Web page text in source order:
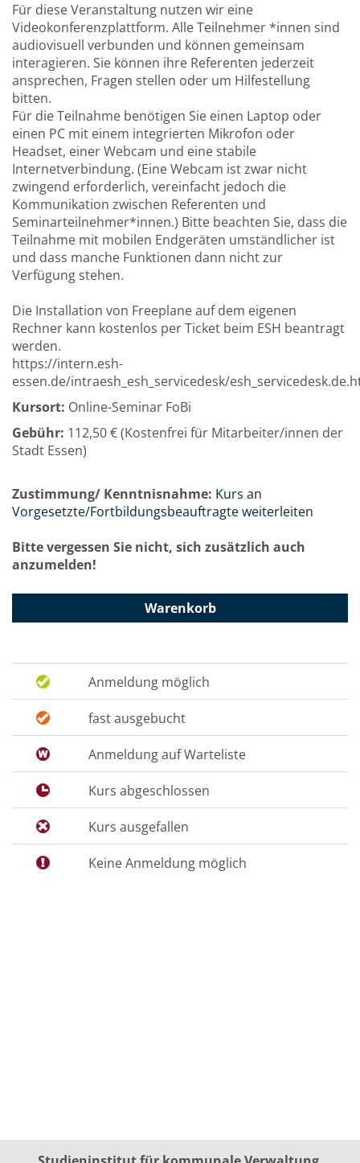
Für diese Veranstaltung nutzen wir eine
Videokonferenzplattform. Alle Teilnehmer *innen sind
audiovisuell verbunden und können gemeinsam
interagieren. Sie können ihre Referenten jederzeit
ansprechen, Fragen stellen oder um Hilfestellung
bitten.
Für die Teilnahme benötigen Sie einen Laptop oder
einen PC mit einem integrierten Mikrofon oder
Headset, einer Webcam und eine stabile
Internetverbindung. (Eine Webcam ist zwar nicht
zwingend erforderlich, vereinfacht jedoch die
Kommunikation zwischen Referenten und
Seminarteilnehmer*innen.) Bitte beachten Sie, dass die
Teilnahme mit mobilen Endgeräten umständlicher ist
und dass manche Funktionen dann nicht zur
Verfügung stehen.
Die Installation von Freeplane auf dem eigenen
Rechner kann kostenlos per Ticket beim ESH beantragt
werden.
https://intern.esh-
essen.de/intraesh_esh_servicedesk/
Kursort: Online-Seminar FoBi
Gebühr: 112,50 € (Kostenfrei für Mitarbeiter/innen der
Stadt Essen)
Zustimmung/ Kenntnisnahme: Kurs an
Vorgesetzte/Fortbildungsbeauftragte weiterleiten
Bitte vergessen Sie nicht, sich zusätzlich auch
anzumelden!
Warenkorb
Anmeldung möglich
fast ausgebucht
Anmeldung auf Warteliste
Kurs abgeschlossen
Kurs ausgefallen
Keine Anmeldung möglich